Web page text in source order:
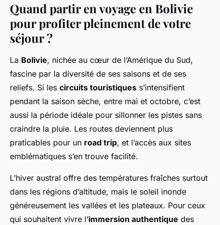
Quand partir en voyage en Bolivie
pour profiter pleinement de votre
séjour ?
La Bolivie, nichée au cœur de l’Amérique du Sud,
fascine par la diversité de ses saisons et de ses
reliefs. Si les circuits touristiques s’intensifient
pendant la saison sèche, entre mai et octobre, c’est
aussi la période idéale pour sillonner les pistes sans
craindre la pluie. Les routes deviennent plus
praticables pour un road trip, et l’accès aux sites
emblématiques s’en trouve facilité.
L’hiver austral offre des températures fraîches surtout
dans les régions d’altitude, mais le soleil inonde
généreusement les vallées et les plateaux. Pour ceux
qui souhaitent vivre l’immersion authentique des